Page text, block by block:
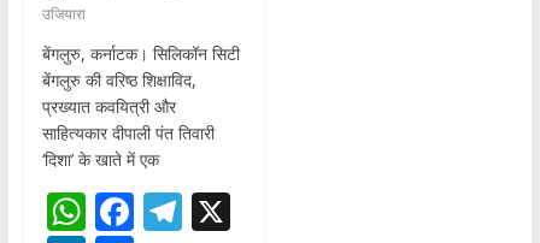
उजियारा
बेंगलुरु, कर्नाटक। सिलिकॉन सिटी
बेंगलुरु की वरिष्ठ शिक्षाविद,
प्रख्यात कवयित्री और
साहित्यकार दीपाली पंत तिवारी
‘दिशा’ के खाते में एक
W F T X